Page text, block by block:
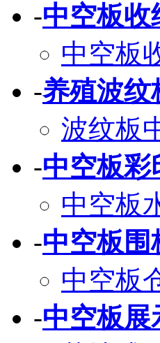
-中空板收
中空板
-养殖波纹
波纹板
-中空板彩
中空板
-中空板围
中空板
-中空板展